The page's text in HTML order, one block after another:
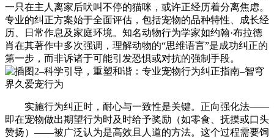
一只在主人离家后吠叫不停的猫咪，或许正经历着分离焦虑。
专业的纠正方案始于全面评估，包括宠物的品种特性、成长经
历、日常作息及家庭环境。知名动物行为学家如约翰·布拉德
肖在其著作中多次强调，理解动物的“思维语言”是成功纠正的
第一步，而非诉诸于可能引发恐惧或对抗的强制手段。
实施行为纠正时，耐心与一致性是关键。正向强化法——
即在宠物做出期望行为时及时给予奖励（如零食、抚摸或口头
赞扬）——被广泛认为是高效且人道的方法。这个过程需要饲